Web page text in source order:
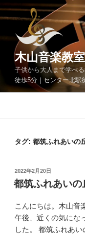
ン
ン
キ
木山音楽教室
子供から大人まで学べ
徒歩5分｜センター北駅
タグ: 都筑ふれあいの
投
稿
日:
2022年2月20日
都筑ふれあいの
こんにちは。木山音
午後、近くの気にな
した。 都筑ふれあ